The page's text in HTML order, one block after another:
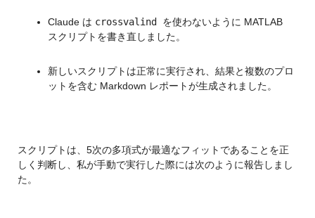
Claude は crossvalind を使わないように MATLAB
スクリプトを書き直しました。
新しいスクリプトは正常に実行され、結果と複数のプロ
ットを含む Markdown レポートが生成されました。
スクリプトは、5次の多項式が最適なフィットであることを正
しく判断し、私が手動で実行した際には次のように報告しまし
た。